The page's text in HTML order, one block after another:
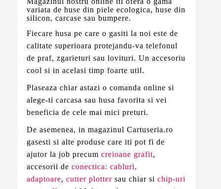
variata de huse din piele ecologica, huse din
silicon, carcase sau bumpere.
Fiecare husa pe care o gasiti la noi este de
calitate superioara protejandu-va telefonul
de praf, zgarieturi sau lovituri. Un accesoriu
cool si in acelasi timp foarte util.
Plaseaza chiar astazi o comanda online si
alege-ti carcasa sau husa favorita si vei
beneficia de cele mai mici preturi.
De asemenea, in magazinul Cartuseria.ro
gasesti si alte produse care iti pot fi de
ajutor la job precum creioane grafit,
accesorii de conectica: cabluri,
adaptoare, cutter plotter sau chiar si chip-uri